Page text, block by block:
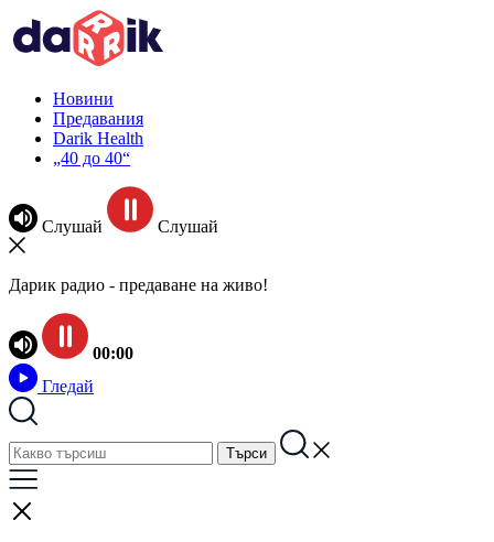
Новини
Предавания
Darik Health
„40 до 40“
Слушай Слушай
Дарик радио - предаване на живо!
00:00
Гледай